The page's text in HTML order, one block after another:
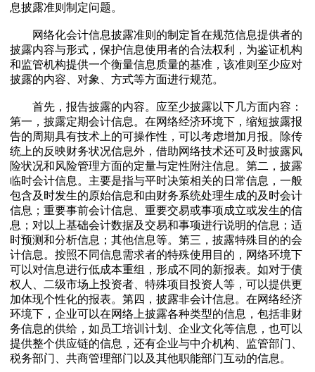
息披露准则制定问题。
网络化会计信息披露准则的制定旨在规范信息提供者的
披露内容与形式，保护信息使用者的合法权利，为鉴证机构
和监管机构提供一个衡量信息质量的基准，该准则至少应对
披露的内容、对象、方式等方面进行规范。
首先，报告披露的内容。应至少披露以下几方面内容：
第一，披露定期会计信息。在网络经济环境下，缩短披露报
告的周期具有技术上的可操作性，可以考虑增加月报。除传
统上的反映财务状况信息外，借助网络技术还可及时披露风
险状况和风险管理方面的定量与定性附注信息。第二，披露
临时会计信息。主要是指与平时决策相关的日常信息，一般
包含及时发生的原始信息和由财务系统处理生成的及时会计
信息；重要事前会计信息、重要交易或事项成立或发生的信
息；对以上基础会计数据及交易和事项进行说明的信息；适
时预测和分析信息；其他信息等。第三，披露特殊目的的会
计信息。按照不同信息需求者的特殊使用目的，网络环境下
可以对信息进行低成本重组，形成不同的新报表。如对于债
权人、二级市场上投资者、特殊项目投资人等，可以提供更
加体现个性化的报表。第四，披露非会计信息。在网络经济
环境下，企业可以在网络上披露各种类型的信息，包括非财
务信息的供给，如员工培训计划、企业文化等信息，也可以
提供整个供应链的信息，还有企业与中介机构、监管部门、
税务部门、共商管理部门以及其他职能部门互动的信息。